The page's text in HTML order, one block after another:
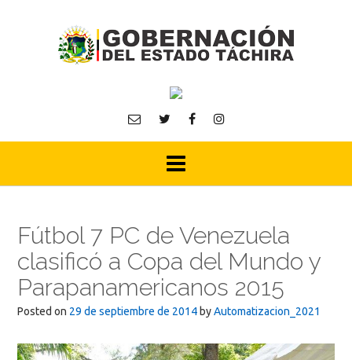
Fútbol 7 PC de Venezuela
clasificó a Copa del Mundo y
Parapanamericanos 2015
Posted on 29 de septiembre de 2014 byAutomatizacion_2021